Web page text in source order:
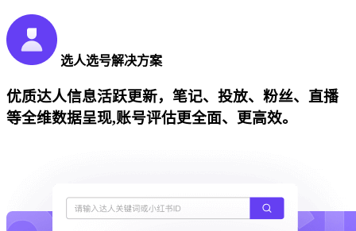
选人选号解决方案
优质达人信息活跃更新，笔记、投放、粉丝、直播
等全维数据呈现,账号评估更全面、更高效。